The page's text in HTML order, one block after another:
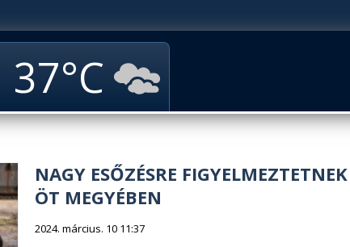
37
NAGY ESŐZÉSRE FIGYELMEZTETNEK
ÖT MEGYÉBEN
2024. március. 10 11:37